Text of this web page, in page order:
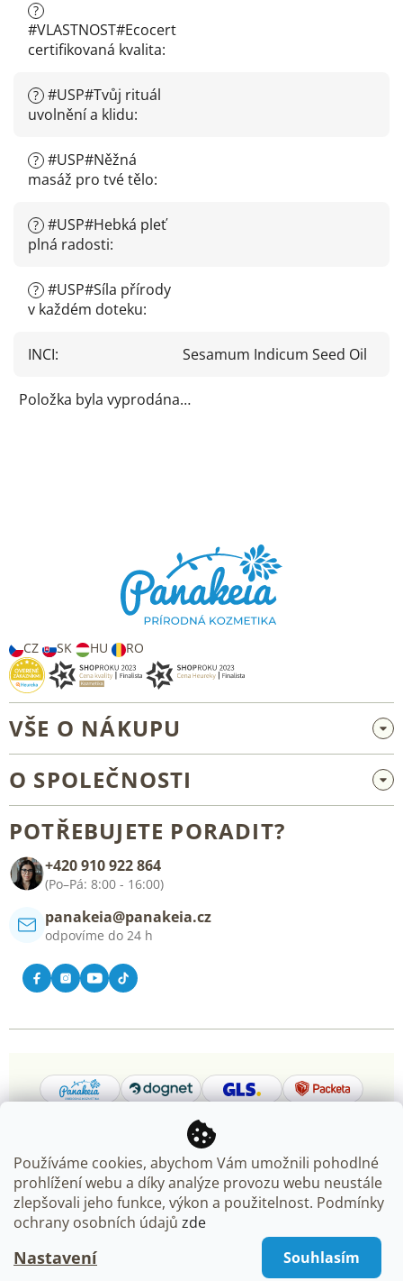
Používáme cookies, abychom Vám umožnili pohodlné
prohlížení webu a díky analýze provozu webu neustále
zlepšovali jeho funkce, výkon a použitelnost. Podmínky
ochrany osobních údajů zde
Nastavení Souhlasím
?
#VLASTNOST#Ecocert
certifikovaná kvalita:
? #USP#Tvůj rituál
uvolnění a klidu:
? #USP#Něžná
masáž pro tvé tělo:
? #USP#Hebká pleť
plná radosti:
? #USP#Síla přírody
v každém doteku:
INCI: Sesamum Indicum Seed Oil
Položka byla vyprodána…
CZ SK HU RO
VŠE O NÁKUPU
Velkoobchod a spolupráce
Všeobecné obchodní podmínky
O SPOLEČNOSTI
Kontakt
POTŘEBUJETE PORADIT?
+420 910 922 864
(Po–Pá: 8:00 - 16:00)
panakeia@panakeia.cz
odpovíme do 24 h
Vytvořil Shoptet Premium
Copyright 2026Panakeia.cz. Všechna práva vyhrazena.
Upravit nastavení cookies